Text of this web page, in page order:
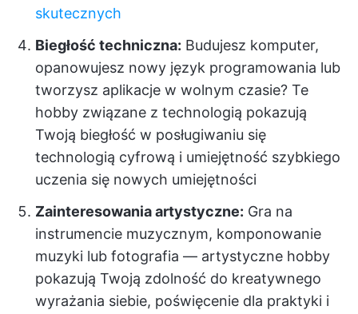
skutecznych
Biegłość techniczna: Budujesz komputer,
opanowujesz nowy język programowania lub
tworzysz aplikacje w wolnym czasie? Te
hobby związane z technologią pokazują
Twoją biegłość w posługiwaniu się
technologią cyfrową i umiejętność szybkiego
uczenia się nowych umiejętności
Zainteresowania artystyczne: Gra na
instrumencie muzycznym, komponowanie
muzyki lub fotografia — artystyczne hobby
pokazują Twoją zdolność do kreatywnego
wyrażania siebie, poświęcenie dla praktyki i